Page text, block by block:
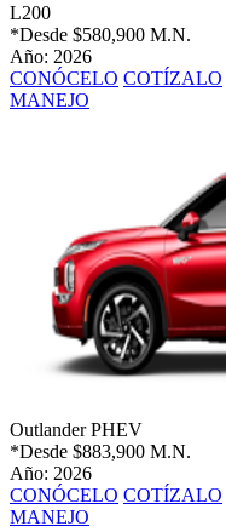
L200
*Desde $580,900 M.N.
Año: 2026
CONÓCELO COTÍZALO
MANEJO
Outlander PHEV
*Desde $883,900 M.N.
Año: 2026
CONÓCELO COTÍZALO
MANEJO